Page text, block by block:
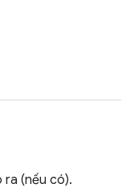
(nếu có).